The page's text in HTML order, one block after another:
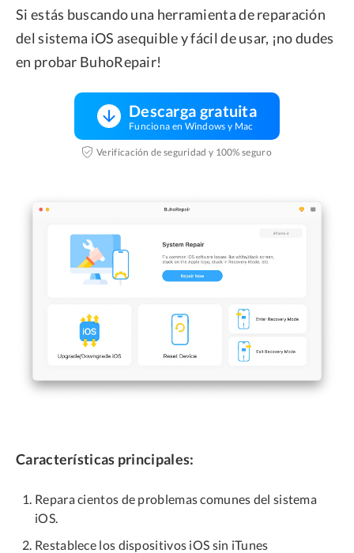
Si estás buscando una herramienta de reparación
del sistema iOS asequible y fácil de usar, ¡no dudes
en probar BuhoRepair!
Descarga gratuita
Funciona en Windows y Mac
Verificación de seguridad y 100% seguro
Características principales:
Repara cientos de problemas comunes del sistema
iOS.
Restablece los dispositivos iOS sin iTunes